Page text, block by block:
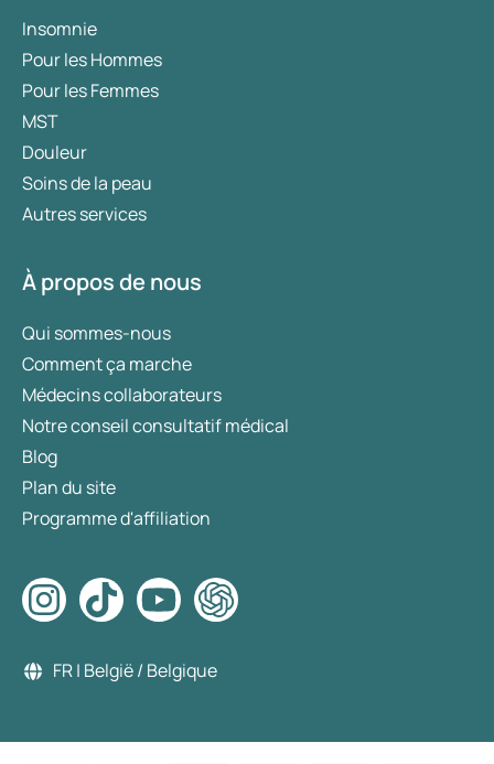
Insomnie
Pour les Hommes
Pour les Femmes
MST
Douleur
Soins de la peau
Autres services
À propos de nous
Qui sommes-nous
Comment ça marche
Médecins collaborateurs
Notre conseil consultatif médical
Blog
Plan du site
Programme d'affiliation
FR | België / Belgique